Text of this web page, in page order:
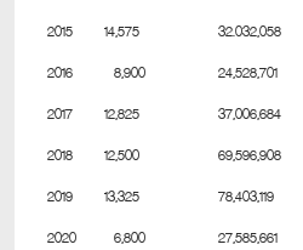
2015 14,575 32.032,058
2016 8,900 24,528,701
2017 12,825 37,006,684
2018 12,500 69,596,908
2019 13,325 78,403,119
2020 6,800 27,585,661